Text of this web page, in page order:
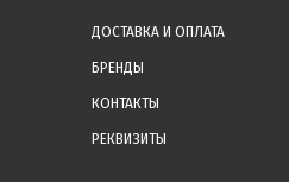
ДОСТАВКА И ОПЛАТА
БРЕНДЫ
КОНТАКТЫ
РЕКВИЗИТЫ